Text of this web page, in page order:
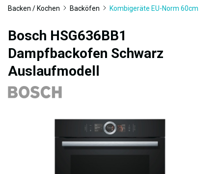
Backen / Kochen Backöfen Kombigeräte EU-Norm 60cm
Bosch HSG636BB1
Dampfbackofen Schwarz
Auslaufmodell
Bildergalerie überspringen